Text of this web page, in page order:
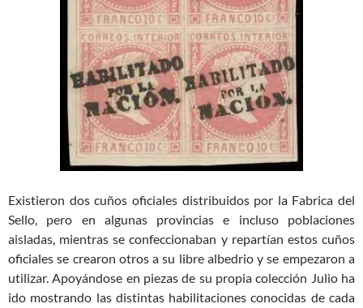
Existieron dos cuños oficiales distribuidos por la Fabrica del
Sello, pero en algunas provincias e incluso poblaciones
aisladas, mientras se confeccionaban y repartían estos cuños
oficiales se crearon otros a su libre albedrio y se empezaron a
utilizar. Apoyándose en piezas de su propia colección Julio ha
ido mostrando las distintas habilitaciones conocidas de cada